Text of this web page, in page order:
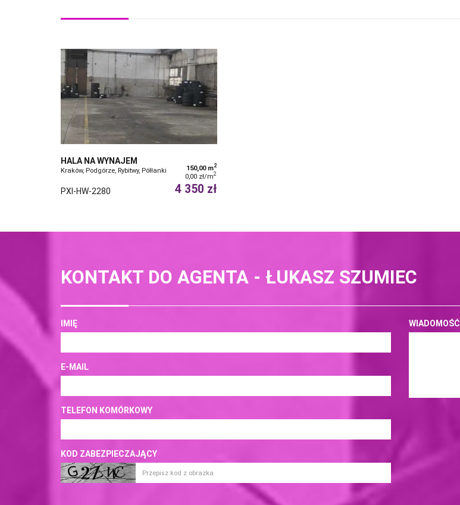
HALA NA WYNAJEM
Kraków, Podgórze, Rybitwy, Półłanki 150,00 m2
0,00 zł/m2
PXI-HW-2280 4 350 zł
KONTAKT DO AGENTA - ŁUKASZ SZUMIEC
IMIĘ
E-MAIL
TELEFON KOMÓRKOWY
KOD ZABEZPIECZAJĄCY
WIADOMOŚĆ